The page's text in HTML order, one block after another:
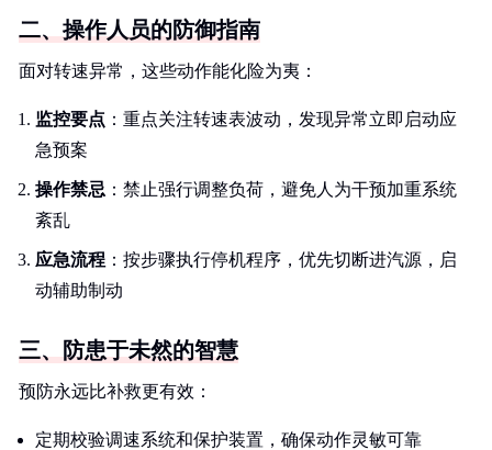
二、操作人员的防御指南
面对转速异常，这些动作能化险为夷：
监控要点 ：重点关注转速表波动，发现异常立即启动应
急预案
操作禁忌 ：禁止强行调整负荷，避免人为干预加重系统
紊乱
应急流程 ：按步骤执行停机程序，优先切断进汽源，启
动辅助制动
三、防患于未然的智慧
预防永远比补救更有效：
定期校验调速系统和保护装置，确保动作灵敏可靠